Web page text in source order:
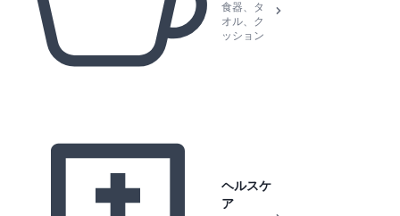
食器、タ
オル、ク
ッション
ヘルスケ
ア